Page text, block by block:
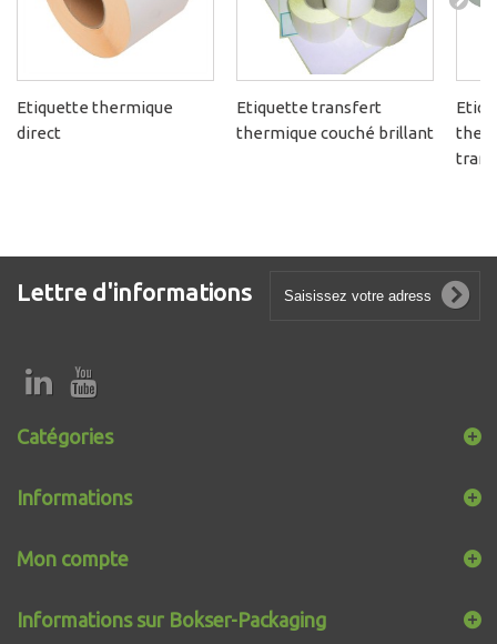
Etiquette thermique
direct
Etiquette transfert
thermique couché brillant
Lettre d'informations
Catégories
Informations
Mon compte
Informations sur Bokser-Packaging